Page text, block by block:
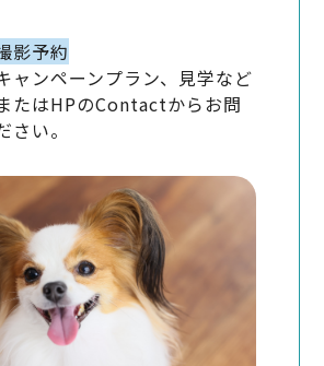
影予約
ャンペーンプラン、見学など
たはHPのContactからお問
さい。
得されたものであるという理由に
す。）を求められた場合には、遅滞
を行います。
に基づき、その請求に応じる必要が
場合には、遅滞なく、当該個人情
用停止等を行わない旨の決定をし
なく、これをユーザーに通知しま
らず、利用停止等に多額の費用を有
利用停止等を行うことが困難な場
ーザーの権利利益を保護するために
わるべき措置をとれる場合は、こ
るものとします。